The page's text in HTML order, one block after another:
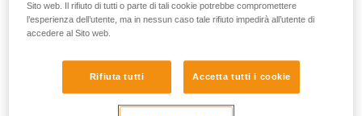
Sito web. Il rifiuto di tutti o parte di tali cookie potrebbe compromettere
l’esperienza dell’utente, ma in nessun caso tale rifiuto impedirà all’utente di
accedere al Sito web.
Rifiuta tutti Accetta tutti i cookie